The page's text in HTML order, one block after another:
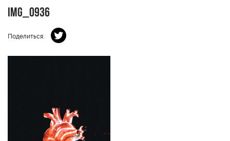
IMG_0936
Поделиться: